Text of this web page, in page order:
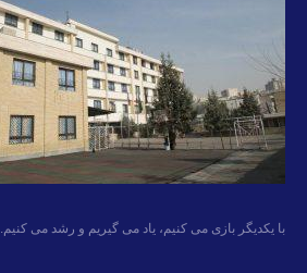
با یکدیگر بازی می کنیم، یاد می گیریم و رشد می کنیم.